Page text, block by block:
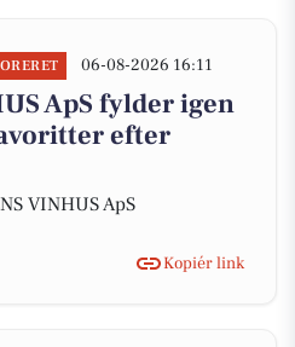
06-08-2026 16:11
ApS fylder igen
efter
VINHUS ApS
Kopiér link